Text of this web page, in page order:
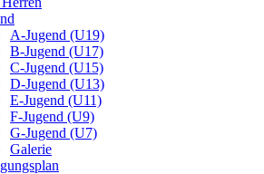
A-Jugend (U19)
B-Jugend (U17)
C-Jugend (U15)
D-Jugend (U13)
E-Jugend (U11)
F-Jugend (U9)
G-Jugend (U7)
Galerie